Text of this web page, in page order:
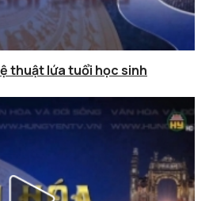
thuật lứa tuổi học sinh